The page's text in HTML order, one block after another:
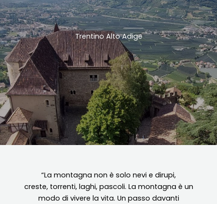
Trentino Alto Adige
“La montagna non è solo nevi e dirupi,
creste, torrenti, laghi, pascoli. La montagna è un
modo di vivere la vita. Un passo davanti